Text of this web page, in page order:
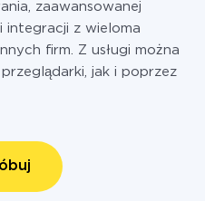
zaawansowanej
integracji z wieloma
firm. Z usługi można
jak i poprzez